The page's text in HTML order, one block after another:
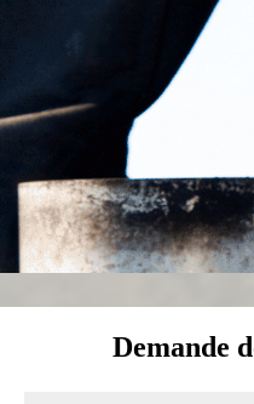
Demande